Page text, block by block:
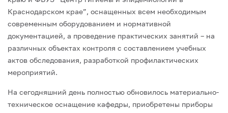
Краснодарском крае”, оснащенных всем необходимым
современным оборудованием и нормативной
документацией, а проведение практических занятий – на
различных объектах контроля с составлением учебных
актов обследования, разработкой профилактических
мероприятий.
На сегодняшний день полностью обновилось материально-
техническое оснащение кафедры, приобретены приборы